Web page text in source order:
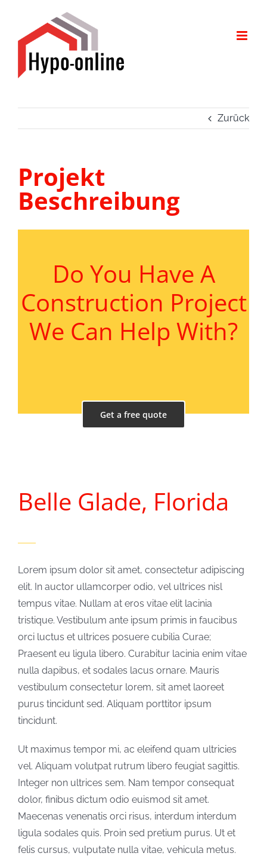
springen
Zurück
Projekt
Beschreibung
Do You Have A
Construction Project
We Can Help With?
Get a free quote
Belle Glade, Florida
Lorem ipsum dolor sit amet, consectetur adipiscing
elit. In auctor ullamcorper odio, vel ultrices nisl
tempus vitae. Nullam at eros vitae elit lacinia
tristique. Vestibulum ante ipsum primis in faucibus
orci luctus et ultrices posuere cubilia Curae;
Praesent eu ligula libero. Curabitur lacinia enim vitae
nulla dapibus, et sodales lacus ornare. Mauris
vestibulum consectetur lorem, sit amet laoreet
purus tincidunt sed. Aliquam porttitor ipsum
tincidunt.
Ut maximus tempor mi, ac eleifend quam ultricies
vel. Aliquam volutpat rutrum libero feugiat sagittis.
Integer non ultrices sem. Nam tempor consequat
dolor, finibus dictum odio euismod sit amet.
Maecenas venenatis orci risus, interdum interdum
ligula sodales quis. Proin sed pretium purus. Ut et
felis cursus, vulputate nulla vitae, vehicula metus.